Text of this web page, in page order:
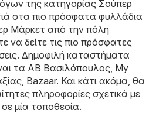
της κατηγορίας Σούπερ
στα πιο πρόσφατα φυλλάδια
Μάρκετ από την πόλη
να δείτε τις πιο πρόσφατες
Δημοφιλή καταστήματα
τα ΑΒ Βασιλόπουλος My
Bazaar. Και κάτι ακόμα, θα
πληροφορίες σχετικά με
σε μία τοποθεσία.